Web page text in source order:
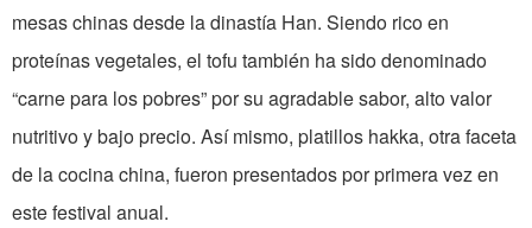
mesas chinas desde la dinastía Han. Siendo rico en
proteínas vegetales, el tofu también ha sido denominado
“carne para los pobres” por su agradable sabor, alto valor
nutritivo y bajo precio. Así mismo, platillos hakka, otra faceta
de la cocina china, fueron presentados por primera vez en
este festival anual.